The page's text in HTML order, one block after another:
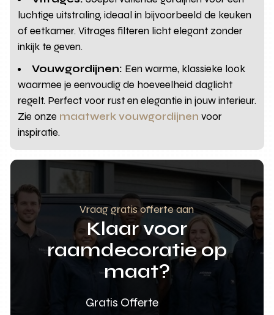
luchtige uitstraling, ideaal in bijvoorbeeld de keuken
of eetkamer. Vitrages filteren licht elegant zonder
inkijk te geven.
Vouwgordijnen: Een warme, klassieke look
waarmee je eenvoudig de hoeveelheid daglicht
regelt. Perfect voor rust en elegantie in jouw interieur.
Zie onze maatwerk vouwgordijnen voor
inspiratie.
Vraag gratis offerte aan
Klaar voor
raamdecoratie op
maat?
Gratis Offerte